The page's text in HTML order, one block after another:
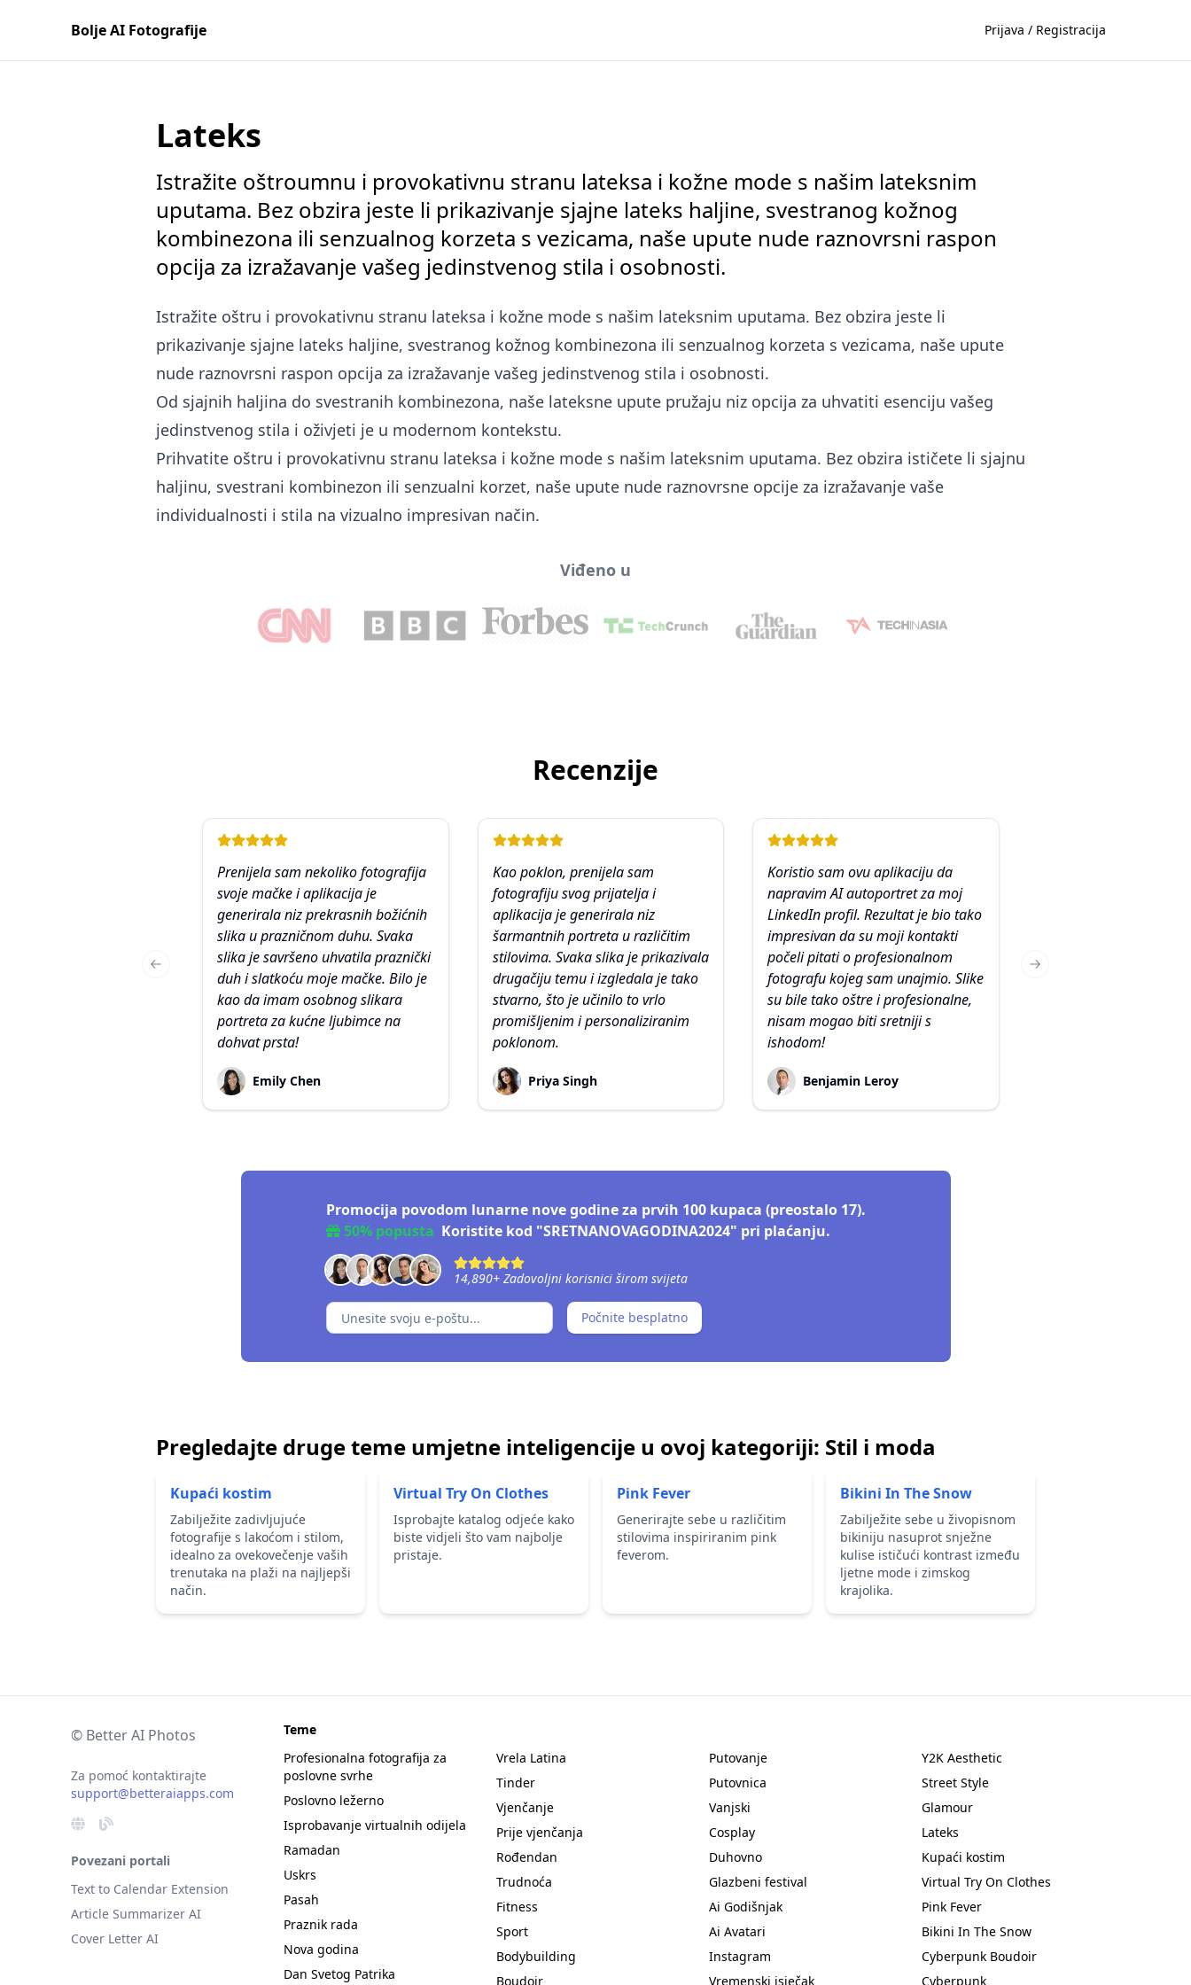
Bolje AI Fotografije Prijava / Registracija
Lateks
Istražite oštroumnu i provokativnu stranu lateksa i kožne mode s našim lateksnim
uputama. Bez obzira jeste li prikazivanje sjajne lateks haljine, svestranog kožnog
kombinezona ili senzualnog korzeta s vezicama, naše upute nude raznovrsni raspon
opcija za izražavanje vašeg jedinstvenog stila i osobnosti.
Istražite oštru i provokativnu stranu lateksa i kožne mode s našim lateksnim uputama. Bez obzira jeste li
prikazivanje sjajne lateks haljine, svestranog kožnog kombinezona ili senzualnog korzeta s vezicama, naše upute
nude raznovrsni raspon opcija za izražavanje vašeg jedinstvenog stila i osobnosti.
Od sjajnih haljina do svestranih kombinezona, naše lateksne upute pružaju niz opcija za uhvatiti esenciju vašeg
jedinstvenog stila i oživjeti je u modernom kontekstu.
Prihvatite oštru i provokativnu stranu lateksa i kožne mode s našim lateksnim uputama. Bez obzira ističete li sjajnu
haljinu, svestrani kombinezon ili senzualni korzet, naše upute nude raznovrsne opcije za izražavanje vaše
individualnosti i stila na vizualno impresivan način.
Viđeno u
Recenzije
Prenijela sam nekoliko fotografija
svoje mačke i aplikacija je
generirala niz prekrasnih božićnih
slika u prazničnom duhu. Svaka
slika je savršeno uhvatila praznički
duh i slatkoću moje mačke. Bilo je
kao da imam osobnog slikara
portreta za kućne ljubimce na
dohvat prsta!
Emily Chen
Kao poklon, prenijela sam
fotografiju svog prijatelja i
aplikacija je generirala niz
šarmantnih portreta u različitim
stilovima. Svaka slika je prikazivala
drugačiju temu i izgledala je tako
stvarno, što je učinilo to vrlo
promišljenim i personaliziranim
poklonom.
Priya Singh
Koristio sam ovu aplikaciju da
napravim AI autoportret za moj
LinkedIn profil. Rezultat je bio tako
impresivan da su moji kontakti
počeli pitati o profesionalnom
fotografu kojeg sam unajmio. Slike
su bile tako oštre i profesionalne,
nisam mogao biti sretniji s
ishodom!
Benjamin Leroy
Previous slide Next slide
Promocija povodom lunarne nove godine za prvih 100 kupaca (preostalo 17).
50% popusta Koristite kod "SRETNANOVAGODINA2024" pri plaćanju.
14,890+ Zadovoljni korisnici širom svijeta
Počnite besplatno
Pregledajte druge teme umjetne inteligencije u ovoj kategoriji: Stil i moda
Kupaći kostim
Zabilježite zadivljujuće
fotografije s lakoćom i stilom,
idealno za ovekovečenje vaših
trenutaka na plaži na najljepši
način.
Virtual Try On Clothes
Isprobajte katalog odjeće kako
biste vidjeli što vam najbolje
pristaje.
Pink Fever
Generirajte sebe u različitim
stilovima inspiriranim pink
feverom.
Bikini In The Snow
Zabilježite sebe u živopisnom
bikiniju nasuprot snježne
kulise ističući kontrast između
ljetne mode i zimskog
krajolika.
© Better AI Photos
Za pomoć kontaktirajte
support@betteraiapps.com
Povezani portali
Text to Calendar Extension
Article Summarizer AI
Cover Letter AI
Teme
Profesionalna fotografija za
poslovne svrhe
Poslovno ležerno
Isprobavanje virtualnih odijela
Ramadan
Uskrs
Pasah
Praznik rada
Nova godina
Dan Svetog Patrika
Vrela Latina
Tinder
Vjenčanje
Prije vjenčanja
Rođendan
Trudnoća
Fitness
Sport
Bodybuilding
Boudoir
Putovanje
Putovnica
Vanjski
Cosplay
Duhovno
Glazbeni festival
Ai Godišnjak
Ai Avatari
Instagram
Vremenski isječak
Y2K Aesthetic
Street Style
Glamour
Lateks
Kupaći kostim
Virtual Try On Clothes
Pink Fever
Bikini In The Snow
Cyberpunk Boudoir
Cyberpunk